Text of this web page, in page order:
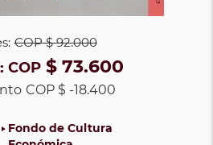
COP$ 92.000
COP$ 73.600
COP $ -18.400
Fondo de Cultura